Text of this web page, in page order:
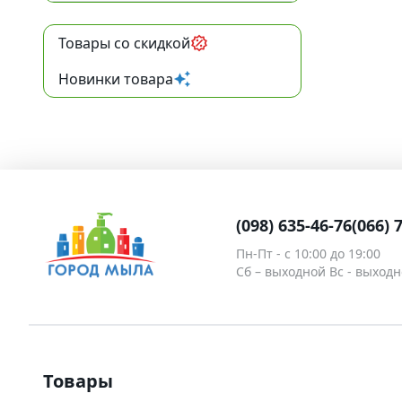
Формы пластиковые для
шоколада
Бирки
Наклейки
Алюминиевая тара
Стеклянная тара
Новый Год и зима
Наборы
Товары со скидкой
Новинки товара
(098) 635-46-76(066)
Пн-Пт - c 10:00 до 19:00
Сб – выходной Вс -
Товары